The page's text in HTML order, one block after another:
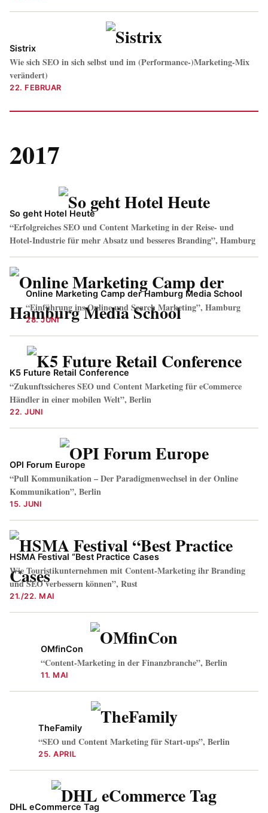
Sistrix
Wie sich SEO in sich selbst und im (Performance-)Marketing-Mix
verändert)
22. FEBRUAR
2017
So geht Hotel Heute
“Erfolgreiches SEO und Content Marketing in der Reise- und
Hotel-Industrie für mehr Absatz und besseres Branding”, Hamburg
Online Marketing Camp der Hamburg Media School
“Einführung ins Online und Search Marketing”, Hamburg
28. JUNI
K5 Future Retail Conference
“Zukunftssicheres SEO und Content Marketing für eCommerce
Händler in einer mobilen Welt”, Berlin
22. JUNI
OPI Forum Europe
“Pull Kommunikation – Der Paradigmenwechsel in der Online
Kommunikation”, Berlin
15. JUNI
HSMA Festival “Best Practice Cases
Wie Touristikunternehmen mit Content-Marketing ihr Branding
und SEO verbessern können”, Rust
21./22. MAI
OMfinCon
“Content-Marketing in der Finanzbranche”, Berlin
11. MAI
TheFamily
“SEO und Content Marketing für Start-ups”, Berlin
25. APRIL
DHL eCommerce Tag